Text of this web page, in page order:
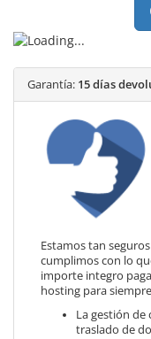
Garantía: 15 días
Estamos tan
cumplimos con lo
importe integro
hosting para
La gestión de
traslado de